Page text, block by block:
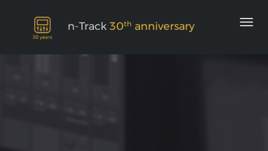
n-Track 30th anniversary